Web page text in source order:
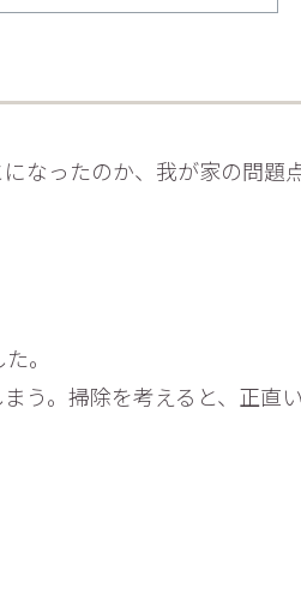
なったのか、我が家の問題
。
う。掃除を考えると、正直